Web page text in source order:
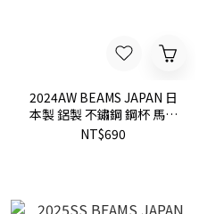
2024AW BEAMS JAPAN 日
本製 鋁製 不鏽鋼 鋼杯 馬克
杯 杯子 現貨
NT$690